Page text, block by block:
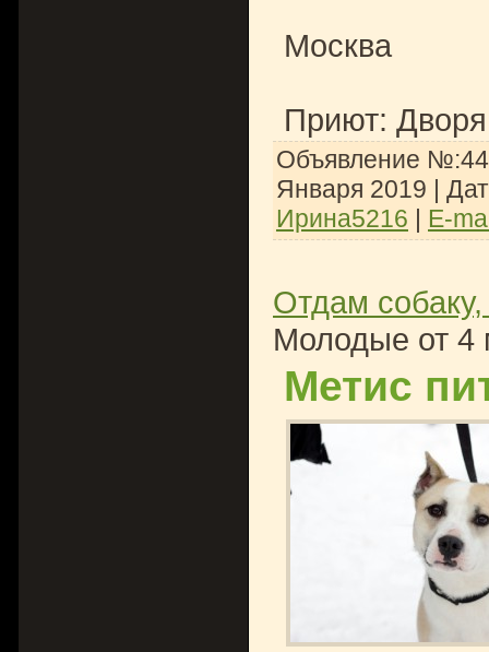
Москва
Приют:
Объявление
Января 2019 |
Ирина5216 | E-
Отдам
Молодые от 4
Метис